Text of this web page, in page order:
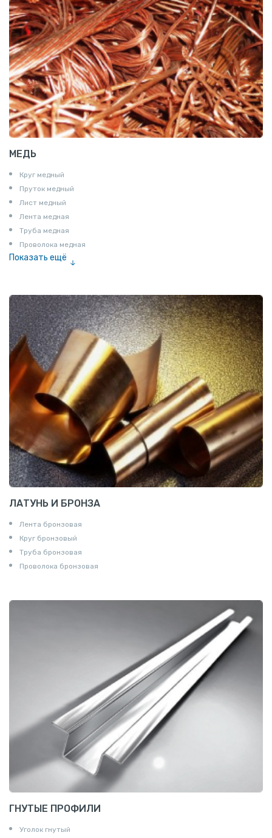
МЕДЬ
Круг медный
Пруток медный
Лист медный
Лента медная
Труба медная
Проволока медная
Показать ещё
ЛАТУНЬ И БРОНЗА
Лента бронзовая
Круг бронзовый
Труба бронзовая
Проволока бронзовая
ГНУТЫЕ ПРОФИЛИ
Уголок гнутый